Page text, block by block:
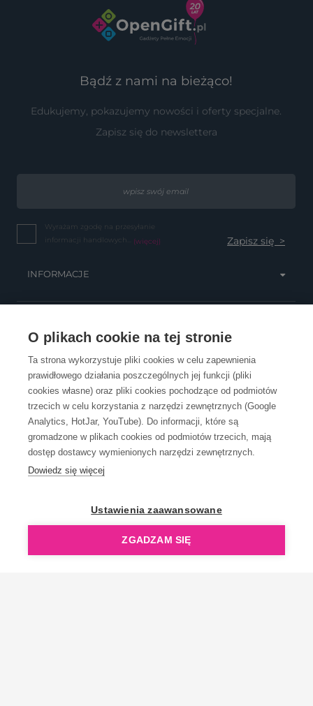
O plikach cookie na tej stronie
Ta strona wykorzystuje pliki cookies w celu zapewnienia
prawidłowego działania poszczególnych jej funkcji (pliki
cookies własne) oraz pliki cookies pochodzące od podmiotów
trzecich w celu korzystania z narzędzi zewnętrznych (Google
Analytics, HotJar, YouTube). Do informacji, które są
gromadzone w plikach cookies od podmiotów trzecich, mają
dostęp dostawcy wymienionych narzędzi zewnętrznych.
Dowiedz się więcej
Ustawienia zaawansowane
ZGADZAM SIĘ
Bądź z nami na bieżąco!
Edukujemy, pokazujemy nowości i oferty specjalne.
Zapisz się do newslettera
Wyrażam zgodę na przesyłanie
informacji handlowych... (więcej)
INFORMACJE
OBSŁUGA KLIENTA
KONTAKT
OpenGift jest częścią ReflectGroup.